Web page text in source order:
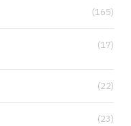
(165)
(17)
(22)
(23)